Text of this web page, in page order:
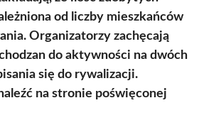
od liczby mieszkańców
Organizatorzy zachęcają
do aktywności na dwóch
się do rywalizacji.
na stronie poświęconej